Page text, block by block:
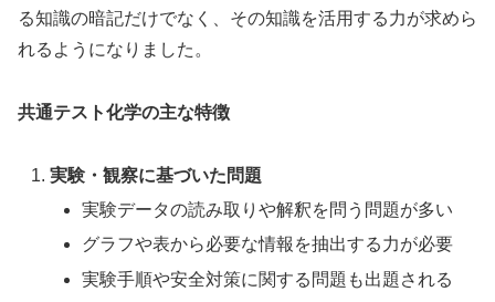
る知識の暗記だけでなく、その知識を活用する力が求めら
れるようになりました。
共通テスト化学の主な特徴
実験・観察に基づいた問題
実験データの読み取りや解釈を問う問題が多い
グラフや表から必要な情報を抽出する力が必要
実験手順や安全対策に関する問題も出題される